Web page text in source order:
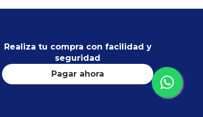
Realiza tu compra con facilidad y
seguridad
Pagar ahora